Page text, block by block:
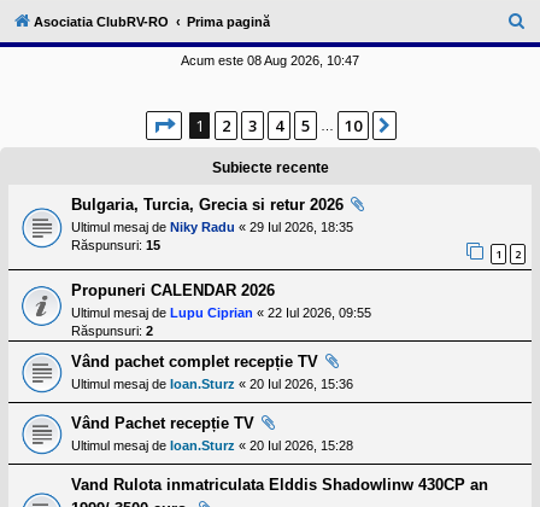
l
u
t
a
t
a
p
o
s
e
s
o
r
l
o
r
e
Asociatia ClubRV-RO Prima pagină
ă
Acum este 08 Aug 2026, 10:47
Pagina din 10
1 2 3 4 5 10
Subiecte recente
Bulgaria, Turcia, Grecia si retur 2026
Ultimul mesaj de Niky Radu « 29 Iul 2026, 18:35
Răspunsuri: 15
1 2
Propuneri CALENDAR 2026
Ultimul mesaj de Lupu Ciprian « 22 Iul 2026, 09:55
Răspunsuri: 2
Vând pachet complet recepție TV
Ultimul mesaj de Ioan.Sturz « 20 Iul 2026, 15:36
Vând Pachet recepție TV
Ultimul mesaj de Ioan.Sturz « 20 Iul 2026, 15:28
Vand Rulota inmatriculata Elddis Shadowlinw 430CP an